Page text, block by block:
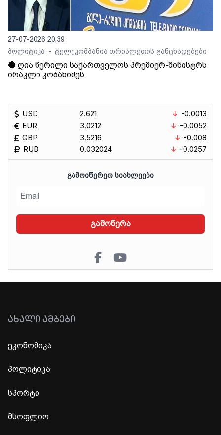
27-07-2026 20:39
პოლიტიკა
• ტელეკომპანია თრიალეთის განცხადებები
🔴 ღია წერილი საქართველოს პრემიერ-მინისტრს
ირაკლი კობახიძეს
USD
EUR
GBP
RUB
2.621
3.0212
3.5216
0.032024
-0.0013
-0.0052
-0.008
-0.0257
ᲒᲐᲛᲝᲘᲬᲔᲠᲔᲗ ᲡᲘᲐᲮᲚᲔᲔᲑᲘ
გამოწერა
ᲐᲮᲐᲚᲘ ᲐᲛᲑᲔᲑᲘ
ეკონომიკა
პოლიტიკა
სპორტი
მსოფლიო